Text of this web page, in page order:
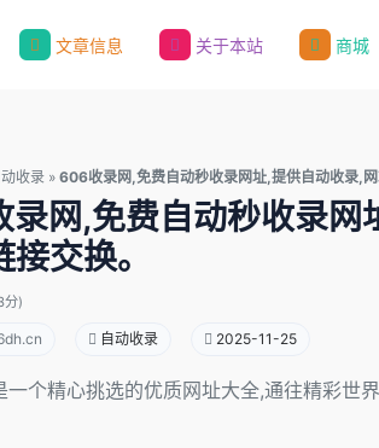
文章信息 关于本站 商城
动收录 » 606收录网,免费自动秒收录网址,提供自动收录,
网,免费自动秒收录网
交换。
分)
自动收录 2025-11-25
个精心挑选的优质网址大全,通往精彩世